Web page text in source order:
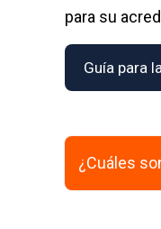
para su
Guía para
¿Cuáles